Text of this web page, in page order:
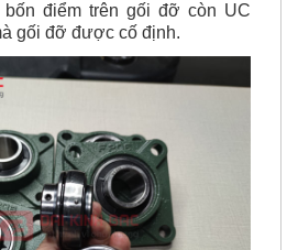
gối đỡ được cố định.